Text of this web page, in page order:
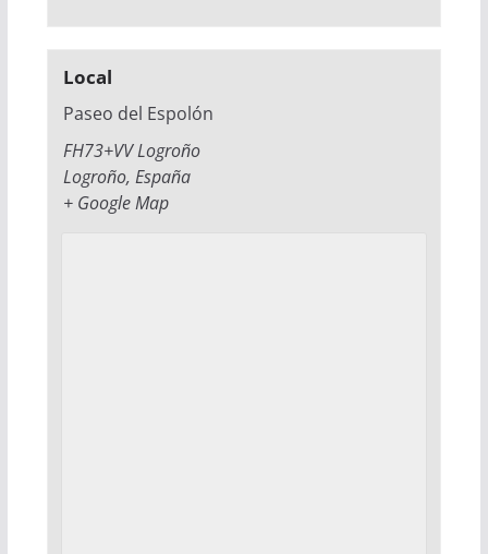
Local
Paseo del Espolón
FH73+VV Logroño
Logroño, España
+ Google Map